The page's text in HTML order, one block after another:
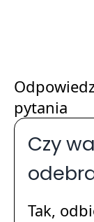
pytania
Czy
Tak,